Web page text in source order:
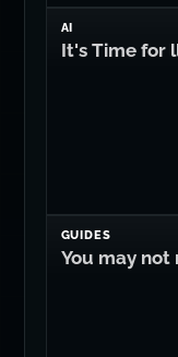
AI
It's Time for
GUIDES
You may not